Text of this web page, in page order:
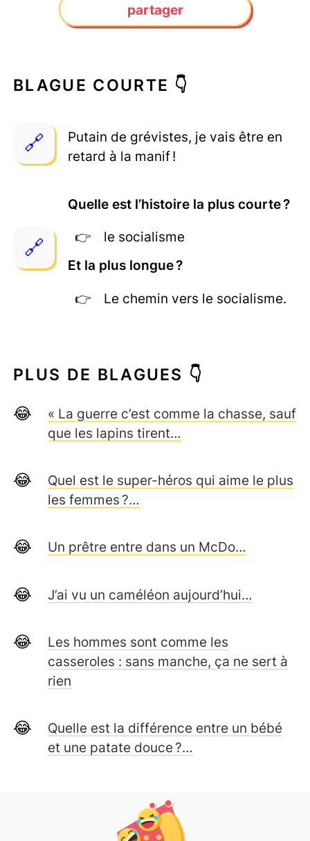
partager
BLAGUE COURTE 👇
Putain de grévistes, je vais être en
retard à la manif !
Quelle est l’histoire la plus courte ?
le socialisme
Et la plus longue ?
Le chemin vers le socialisme.
PLUS DE BLAGUES 👇
« La guerre c’est comme la chasse, sauf
que les lapins tirent…
Quel est le super-héros qui aime le plus
les femmes ?…
Un prêtre entre dans un McDo…
J’ai vu un caméléon aujourd’hui…
Les hommes sont comme les
casseroles : sans manche, ça ne sert à
rien
Quelle est la différence entre un bébé
et une patate douce ?…